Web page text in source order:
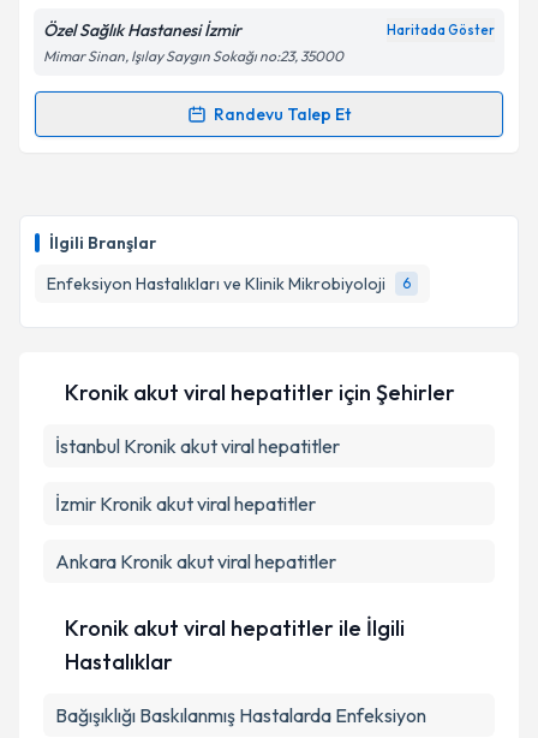
İlgili Branşlar
Enfeksiyon Hastalıkları ve Klinik Mikrobiyoloji
6
Özel Sağlık Hastanesi İzmir Haritada Göster
Mimar Sinan, Işılay Saygın Sokağı no:23, 35000
Randevu Talep Et
Randevu Takvimi Talebi
takvim hazırlandığında e-posta ile bilgilendireceğiz.
Metni'ni okudum ve kişisel verilerimin belirtilen
Kronik akut viral hepatitler için Şehirler
İstanbul Kronik akut viral hepatitler
İzmir Kronik akut viral hepatitler
Ankara Kronik akut viral hepatitler
Kronik akut viral hepatitler ile İlgili
Hastalıklar
Bağışıklığı Baskılanmış Hastalarda Enfeksiyon